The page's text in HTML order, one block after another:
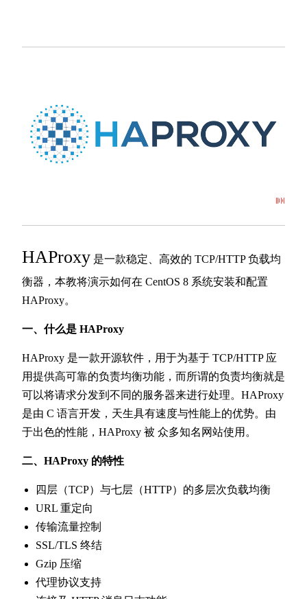
HAProxy是一款稳定、高效的 TCP/HTTP 负载均
衡器，本教将演示如何在 CentOS 8 系统安装和配置
HAProxy。
一、什么是 HAProxy
HAProxy 是一款开源软件，用于为基于 TCP/HTTP 应
用提供高可靠的负责均衡功能，而所谓的负责均衡就是
可以将请求分发到不同的服务器来进行处理。HAProxy
是由 C 语言开发，天生具有速度与性能上的优势。由
于出色的性能，HAProxy 被 众多知名网站使用。
二、HAProxy 的特性
四层（TCP）与七层（HTTP）的多层次负载均衡
URL 重定向
传输流量控制
SSL/TLS 终结
Gzip 压缩
代理协议支持